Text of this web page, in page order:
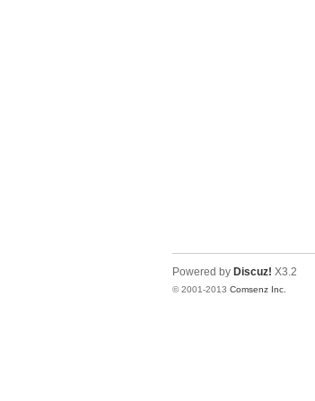
Powered by Discuz! X3.2
© 2001-2013 Comsenz Inc.